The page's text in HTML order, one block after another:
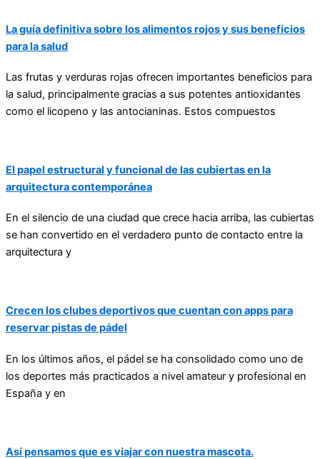
La guía definitiva sobre los alimentos rojos y sus beneficios
para la salud
Las frutas y verduras rojas ofrecen importantes beneficios para
la salud, principalmente gracias a sus potentes antioxidantes
como el licopeno y las antocianinas. Estos compuestos
El papel estructural y funcional de las cubiertas en la
arquitectura contemporánea
En el silencio de una ciudad que crece hacia arriba, las cubiertas
se han convertido en el verdadero punto de contacto entre la
arquitectura y
Crecen los clubes deportivos que cuentan con apps para
reservar pistas de pádel
En los últimos años, el pádel se ha consolidado como uno de
los deportes más practicados a nivel amateur y profesional en
España y en
Así pensamos que es viajar con nuestra mascota.